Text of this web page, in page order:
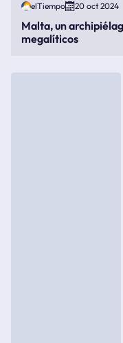
elTiempo 20 oct 2024
Malta, un
megalíticos